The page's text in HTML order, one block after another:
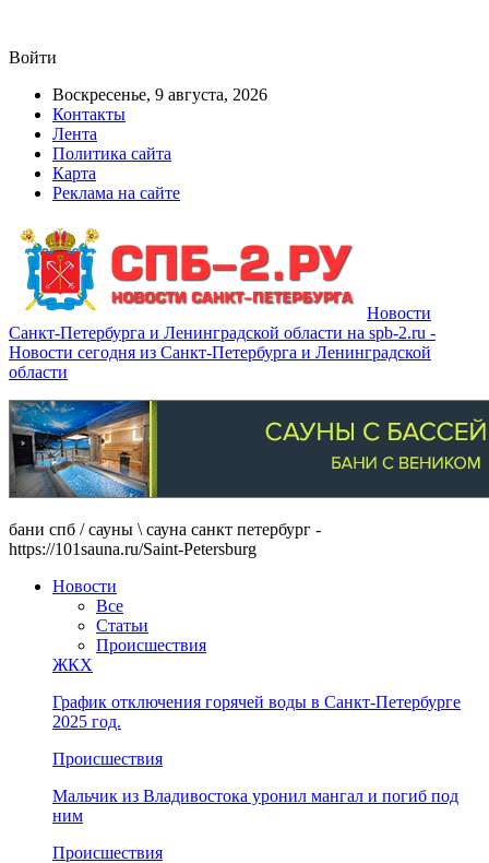
Войти
Воскресенье, 9 августа, 2026
Контакты
Лента
Политика сайта
Карта
Реклама на сайте
Новости
Санкт-Петербурга и Ленинградской области на spb-2.ru -
Новости сегодня из Санкт-Петербурга и Ленинградской
области
бани спб / сауны \ сауна санкт петербург -
https://101sauna.ru/Saint-Petersburg
Новости
Все
Статьи
Происшествия
ЖКХ
График отключения горячей воды в Санкт-Петербурге
2025 год.
Происшествия
Мальчик из Владивостока уронил мангал и погиб под
ним
Происшествия